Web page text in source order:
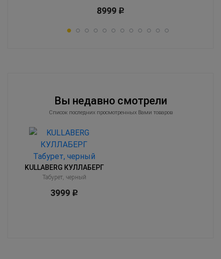
8999 Р
Вы недавно смотрели
Список последних просмотренных Вами товаров
KULLABERG КУЛЛАБЕРГ
Табурет, черный
3999 Р